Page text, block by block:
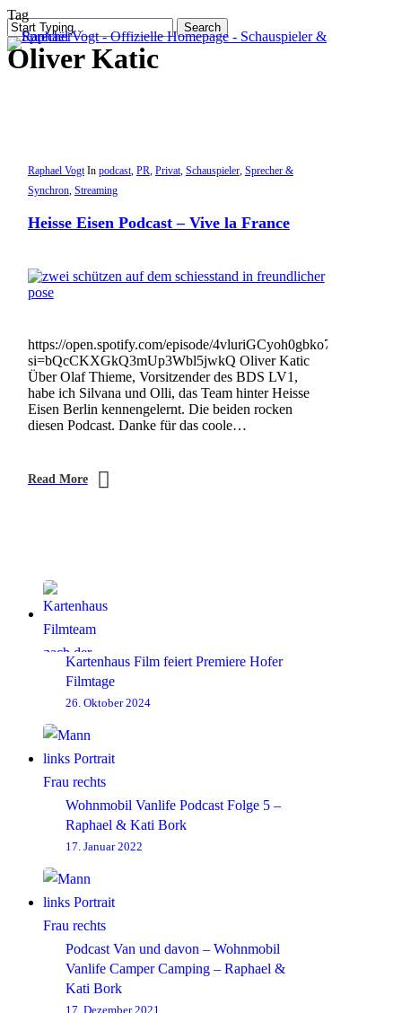
Skip
to
main
content
Search
Close
Search
Tag
Oliver Katic
Raphael Vogt In podcast, PR, Privat, Schauspieler, Sprecher &
Synchron, Streaming
Heisse Eisen Podcast – Vive la France
https://open.spotify.com/episode/4vluriGCyoh0gbko7ko1nX?
si=bQcCKXGkQ3mUp3Wbl5jwkQ Oliver Katic
Über Olaf Thieme, Vorsitzender des BDS LV1,
habe ich Silvana und Olli, das Team hinter Heisse
Eisen Berlin kennengelernt. Die beiden rocken
diesen Podcast. Danke für das coole…
Read More
Kartenhaus Film feiert Premiere Hofer
Filmtage
26. Oktober 2024
Wohnmobil Vanlife Podcast Folge 5 –
Raphael & Kati Bork
17. Januar 2022
Podcast Van und davon – Wohnmobil
Vanlife Camper Camping – Raphael &
Kati Bork
17. Dezember 2021